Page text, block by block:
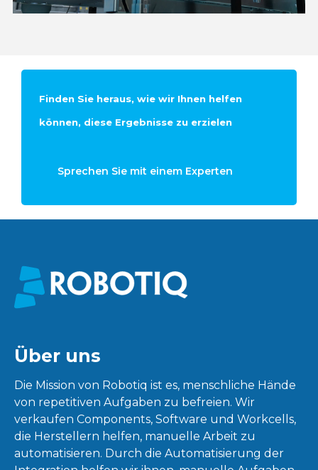
Finden Sie heraus, wie wir Ihnen helfen
können, diese Ergebnisse zu erzielen
Sprechen Sie mit einem Experten
Über uns
Die Mission von Robotiq ist es, menschliche Hände
von repetitiven Aufgaben zu befreien. Wir
verkaufen Components, Software und Workcells,
die Herstellern helfen, manuelle Arbeit zu
automatisieren. Durch die Automatisierung der